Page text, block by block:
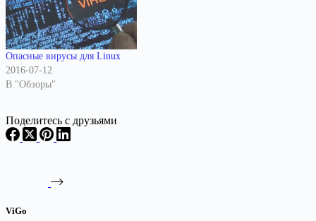
Опасные вирусы для Linux
2016-07-12
В "Обзоры"
Поделитесь с друзьями
ViGo